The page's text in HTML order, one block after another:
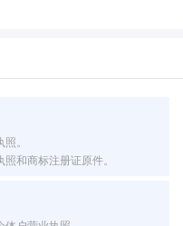
。
和商标注册证原件。